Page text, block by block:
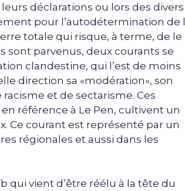
déclarations ou lors des divers
pour l’autodétermination de
totale qui risque, à terme, de le
sont parvenus, deux courants se
clandestine, qui l’est de moins
direction sa «modération», son
et de sectarisme. Ces
référence à Le Pen, cultivent un
Ce courant est représenté par un
régionales et aussi dans les
qui vient d’être réélu à la tête du